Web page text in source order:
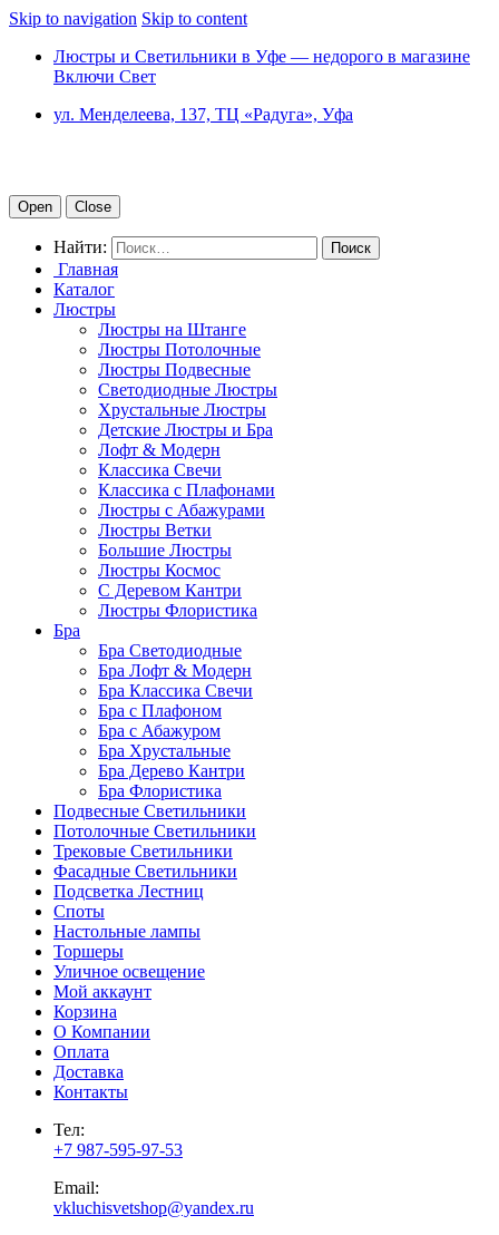
Skip to navigation Skip to content
Люстры и Светильники в Уфе — недорого в магазине
Включи Свет
ул. Менделеева, 137, ТЦ «Радуга», Уфа
Open Close
Найти:
Главная
Каталог
Люстры
Люстры на Штанге
Люстры Потолочные
Люстры Подвесные
Светодиодные Люстры
Хрустальные Люстры
Детские Люстры и Бра
Лофт & Модерн
Классика Свечи
Классика с Плафонами
Люстры с Абажурами
Люстры Ветки
Большие Люстры
Люстры Космос
С Деревом Кантри
Люстры Флористика
Бра
Бра Светодиодные
Бра Лофт & Модерн
Бра Классика Свечи
Бра с Плафоном
Бра с Абажуром
Бра Хрустальные
Бра Дерево Кантри
Бра Флористика
Подвесные Светильники
Потолочные Светильники
Трековые Светильники
Фасадные Светильники
Подсветка Лестниц
Споты
Настольные лампы
Торшеры
Уличное освещение
Мой аккаунт
Корзина
О Компании
Оплата
Доставка
Контакты
Тел:
+7 987-595-97-53
Email:
vkluchisvetshop@yandex.ru